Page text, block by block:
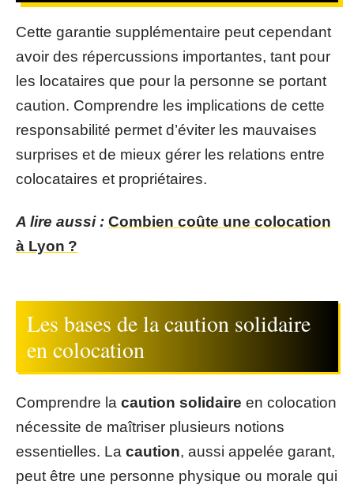
Cette garantie supplémentaire peut cependant
avoir des répercussions importantes, tant pour
les locataires que pour la personne se portant
caution. Comprendre les implications de cette
responsabilité permet d’éviter les mauvaises
surprises et de mieux gérer les relations entre
colocataires et propriétaires.
A lire aussi : Combien coûte une colocation
à Lyon ?
Les bases de la caution solidaire
en colocation
Comprendre la caution solidaire en colocation
nécessite de maîtriser plusieurs notions
essentielles. La caution, aussi appelée garant,
peut être une personne physique ou morale qui